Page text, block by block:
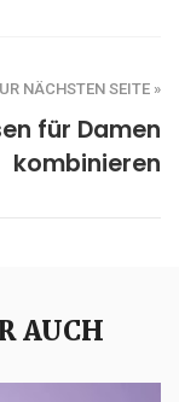
NÄCHSTEN SEITE »
für Damen
kombinieren
AUCH